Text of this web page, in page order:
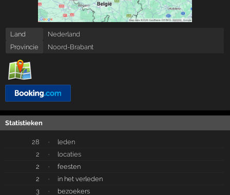
Land
Nederland
Provincie
Noord-Brabant
Statistieken
28 ·
leden
2
·
locaties
2
·
feesten
2
·
in het verleden
3
· bezoekers